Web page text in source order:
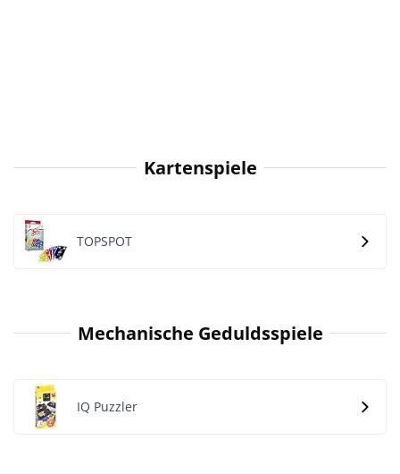
Kartenspiele
TOPSPOT
Mechanische Geduldsspiele
IQ Puzzler